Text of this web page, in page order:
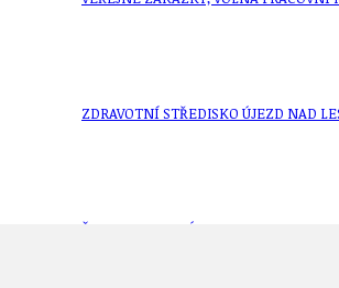
ZDRAVOTNÍ STŘEDISKO ÚJEZD NAD
ŽIVOT KOLEM NÁS